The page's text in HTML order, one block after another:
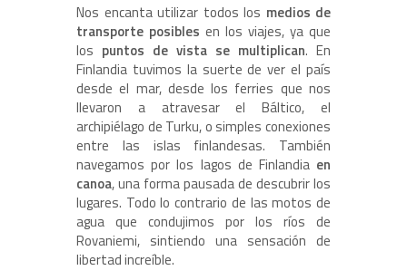
Nos encanta utilizar todos los medios de
transporte posibles en los viajes, ya que
los puntos de vista se multiplican. En
Finlandia tuvimos la suerte de ver el país
desde el mar, desde los ferries que nos
llevaron a atravesar el Báltico, el
archipiélago de Turku, o simples conexiones
entre las islas finlandesas. También
navegamos por los lagos de Finlandiaen
canoa, una forma pausada de descubrir los
lugares. Todo lo contrario de las motos de
agua que condujimos por los ríos de
Rovaniemi, sintiendo una sensación de
libertad increíble.